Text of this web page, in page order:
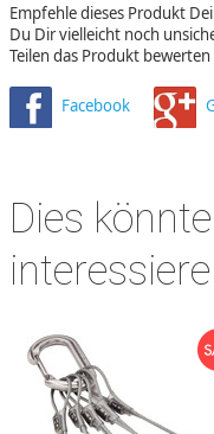
Empfehle dieses Produkt
Du Dir vielleicht noch
Teilen das Produkt bewerten
Facebook
Dies